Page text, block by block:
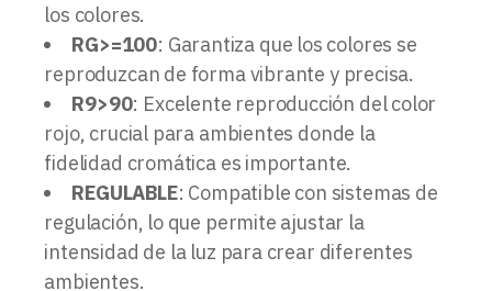
los colores.
RG>=100: Garantiza que los colores se
reproduzcan de forma vibrante y precisa.
R9>90: Excelente reproducción del color
rojo, crucial para ambientes donde la
fidelidad cromática es importante.
REGULABLE: Compatible con sistemas de
regulación, lo que permite ajustar la
intensidad de la luz para crear diferentes
ambientes.